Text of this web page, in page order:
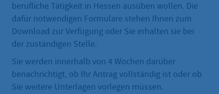
berufliche Tätigkeit in Hessen ausüben wollen. Die
dafür notwendigen Formulare stehen Ihnen zum
Download zur Verfügung oder Sie erhalten sie bei
der zuständigen Stelle.
Sie werden innerhalb von 4 Wochen darüber
benachrichtigt, ob Ihr Antrag vollständig ist oder ob
Sie weitere Unterlagen vorlegen müssen.